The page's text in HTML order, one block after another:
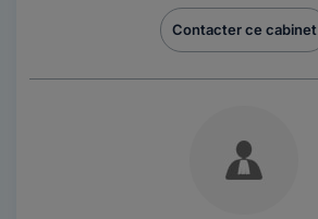
Contacter ce cabinet